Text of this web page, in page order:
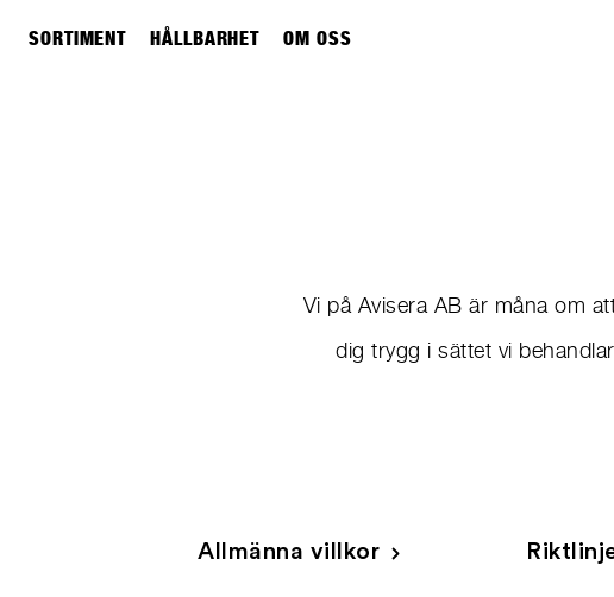
SORTIMENT HÅLLBARHET OM OSS
Vi på Avisera AB är måna om
dig trygg i sättet vi
Allmänna villkor